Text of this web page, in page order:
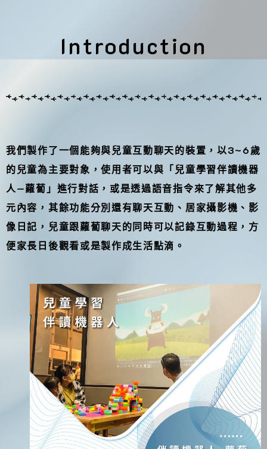
Introduction
我們製作了一個能夠與兒童互動聊天的裝置，以3~6歲
的兒童為主要對象，使用者可以與「兒童學習伴讀機器
人—蘿蔔」進行對話，或是透過語音指令來了解其他多
元內容，其餘功能分別還有聊天互動、居家攝影機、影
像日記，兒童跟蘿蔔聊天的同時可以記錄互動過程，方
便家長日後觀看或是製作成生活點滴。